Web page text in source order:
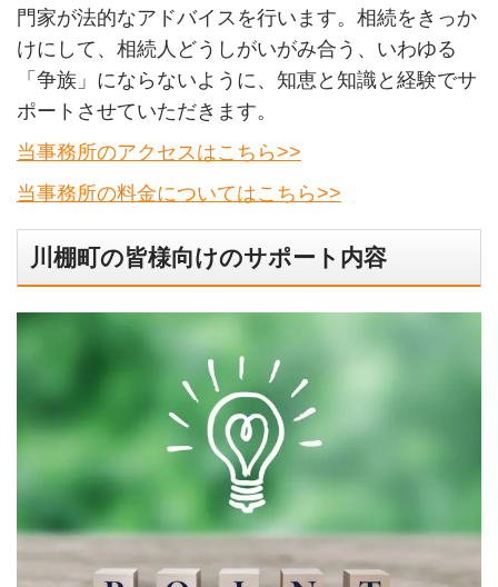
門家が法的なアドバイスを行います。相続をきっか
けにして、相続人どうしがいがみ合う、いわゆる
「争族」にならないように、知恵と知識と経験でサ
ポートさせていただきます。
当事務所のアクセスはこちら>>
当事務所の料金についてはこちら>>
川棚町の皆様向けのサポート内容